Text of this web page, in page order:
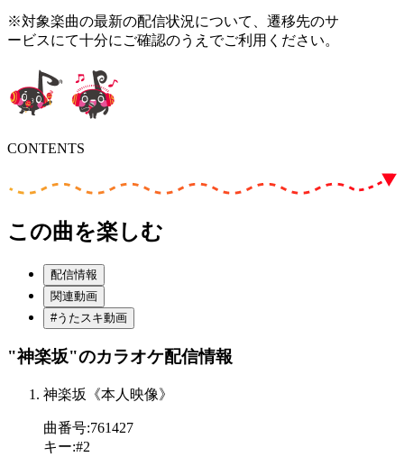
※対象楽曲の最新の配信状況について、遷移先のサ
ービスにて十分にご確認のうえでご利用ください。
CONTENTS
この曲を楽しむ
配信情報
関連動画
#うたスキ動画
"神楽坂"のカラオケ配信情報
神楽坂《本人映像》
曲番号:761427
キー:#2